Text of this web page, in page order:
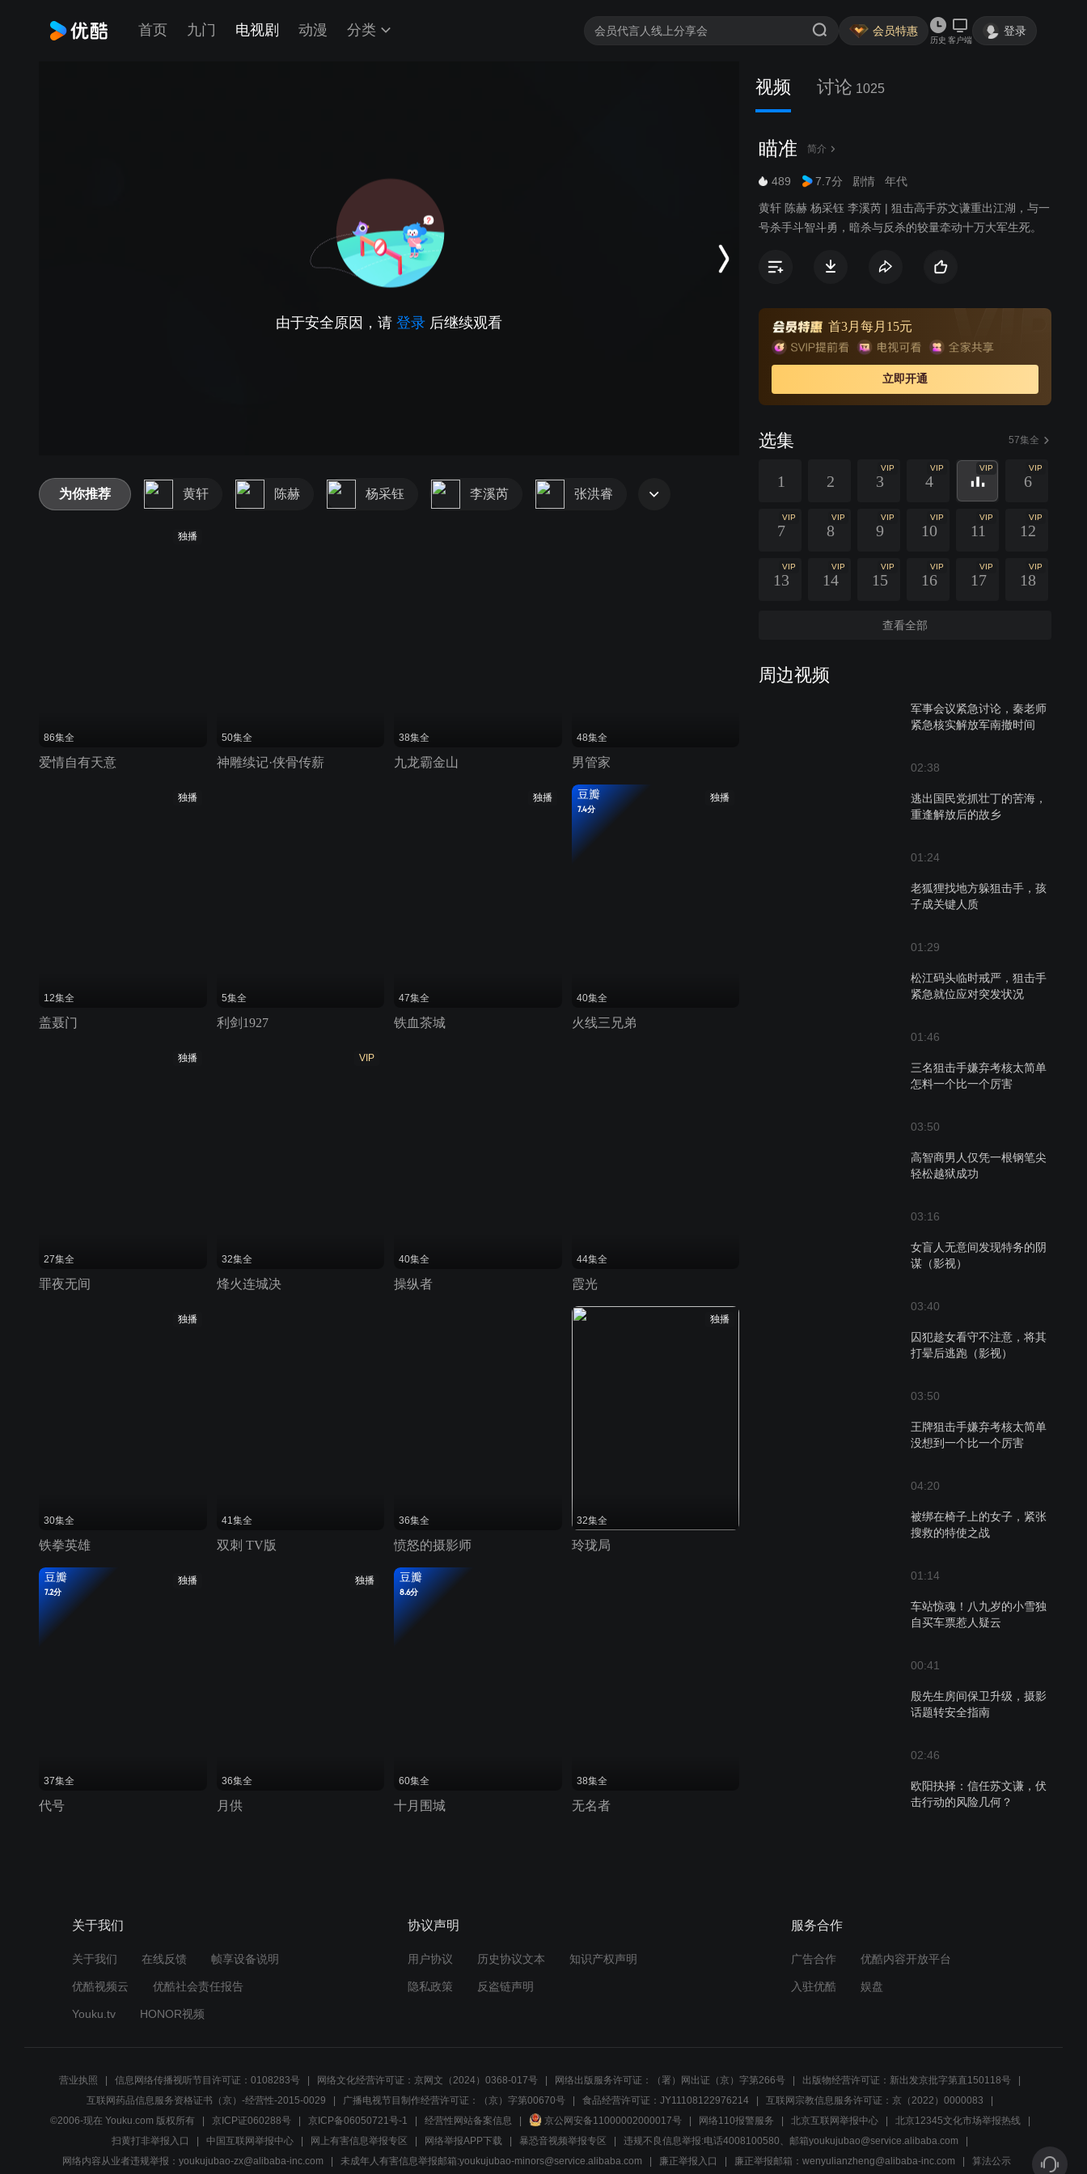
首页 九门 电视剧 动漫 分类 会员特惠
历史 客户端
登录
由于安全原因，请 登录 后继续观看
视频 讨论 1025
瞄准 简介
489 7.7分 剧情 年代
黄轩 陈赫 杨采钰 李溪芮 | 狙击高手苏文谦重出江湖，与一
号杀手斗智斗勇，暗杀与反杀的较量牵动十万大军生死。
首3月每月15元
立即开通
选集 57集全
1 2
VIP
3
VIP
4
VIP VIP
6
VIP
7
VIP
8
VIP
9
VIP
10
VIP
11
VIP
12
VIP
13
VIP
14
VIP
15
VIP
16
VIP
17
VIP
18
查看全部
周边视频
军事会议紧急讨论，秦老师
紧急核实解放军南撤时间
02:38
逃出国民党抓壮丁的苦海，
重逢解放后的故乡
01:24
老狐狸找地方躲狙击手，孩
子成关键人质
01:29
松江码头临时戒严，狙击手
紧急就位应对突发状况
01:46
三名狙击手嫌弃考核太简单
怎料一个比一个厉害
03:50
高智商男人仅凭一根钢笔尖
轻松越狱成功
03:16
女盲人无意间发现特务的阴
谋（影视）
03:40
囚犯趁女看守不注意，将其
打晕后逃跑（影视）
03:50
王牌狙击手嫌弃考核太简单
没想到一个比一个厉害
04:20
被绑在椅子上的女子，紧张
搜救的特使之战
01:14
车站惊魂！八九岁的小雪独
自买车票惹人疑云
00:41
殷先生房间保卫升级，摄影
话题转安全指南
02:46
欧阳抉择：信任苏文谦，伏
击行动的风险几何？
小雪生日惊喜，老曾的蛋糕
00:44
叶特派员失联，站长力挺松
江站，揭秘真相背后隐藏的
为你推荐 黄轩 陈赫 杨采钰 李溪芮 张洪睿
独播
86集全
爱情自有天意
50集全
神雕续记·侠骨传薪
38集全
九龙霸金山
48集全
男管家
独播
12集全
盖聂门
5集全
利剑1927
独播
47集全
铁血茶城
独播
豆瓣
7.4分
40集全
火线三兄弟
独播
27集全
罪夜无间
VIP
32集全
烽火连城决
40集全
操纵者
44集全
霞光
独播
30集全
铁拳英雄
41集全
双刺 TV版
36集全
愤怒的摄影师
独播
32集全
玲珑局
独播
豆瓣
7.2分
37集全
代号
独播
36集全
月供
豆瓣
8.6分
60集全
十月围城
38集全
无名者
关于我们
关于我们 在线反馈 帧享设备说明
优酷视频云 优酷社会责任报告
Youku.tv HONOR视频
协议声明
用户协议 历史协议文本 知识产权声明
隐私政策 反盗链声明
服务合作
广告合作 优酷内容开放平台
入驻优酷 娱盘
营业执照 信息网络传播视听节目许可证：0108283号 网络文化经营许可证：京网文（2024）0368-017号 网络出版服务许可证：（署）网出证（京）字第266号
出版物经营许可证：新出发京批字第直150118号
互联网药品信息服务资格证书（京）-经营性-2015-0029
广播电视节目制作经营许可证：（京）字第00670号 食品经营许可证：JY11108122976214
互联网宗教信息服务许可证：京（2022）0000083
©2006-现在 Youku.com 版权所有
京ICP证060288号 京ICP备06050721号-1 经营性网站备案信息 京公网安备11000002000017号 网络110报警服务 北京互联网举报中心
北京12345文化市场举报热线
扫黄打非举报入口
中国互联网举报中心 网上有害信息举报专区 网络举报APP下载 暴恐音视频举报专区
违规不良信息举报:电话4008100580、邮箱youkujubao@service.alibaba.com
网络内容从业者违规举报：youkujubao-zx@alibaba-inc.com
未成年人有害信息举报邮箱:youkujubao-minors@service.alibaba.com 廉正举报入口 廉正举报邮箱：wenyulianzheng@alibaba-inc.com 算法公示